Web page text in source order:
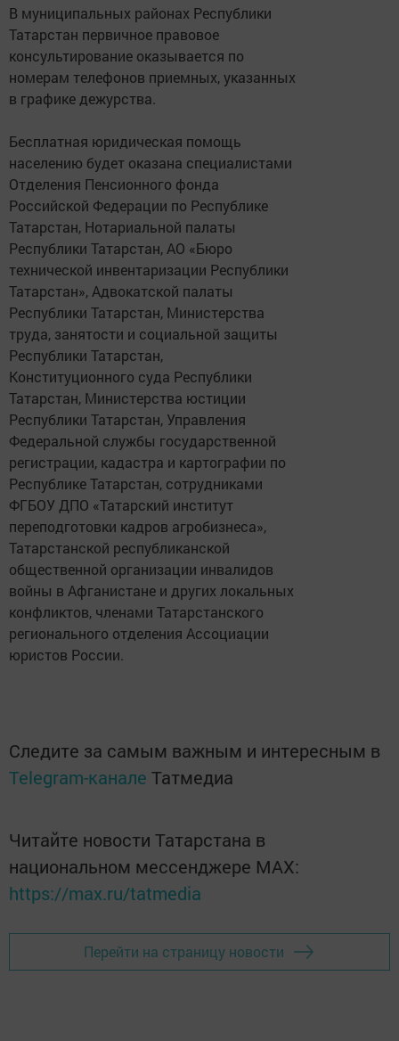
В муниципальных районах Республики
Татарстан первичное правовое
консультирование оказывается по
номерам телефонов приемных, указанных
в графике дежурства.
Бесплатная юридическая помощь
населению будет оказана специалистами
Отделения Пенсионного фонда
Российской Федерации по Республике
Татарстан, Нотариальной палаты
Республики Татарстан, АО «Бюро
технической инвентаризации Республики
Татарстан», Адвокатской палаты
Республики Татарстан, Министерства
труда, занятости и социальной защиты
Республики Татарстан,
Конституционного суда Республики
Татарстан, Министерства юстиции
Республики Татарстан, Управления
Федеральной службы государственной
регистрации, кадастра и картографии по
Республике Татарстан, сотрудниками
ФГБОУ ДПО «Татарский институт
переподготовки кадров агробизнеса»,
Татарстанской республиканской
общественной организации инвалидов
войны в Афганистане и других локальных
конфликтов, членами Татарстанского
регионального отделения Ассоциации
юристов России.
Следите за самым важным и интересным в
Telegram-канале Татмедиа
Читайте новости Татарстана в
национальном мессенджере MАХ:
https://max.ru/tatmedia
Перейти на страницу новости